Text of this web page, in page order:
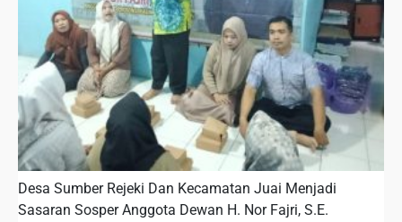
Desa Sumber Rejeki Dan Kecamatan Juai Menjadi
Sasaran Sosper Anggota Dewan H. Nor Fajri, S.E.